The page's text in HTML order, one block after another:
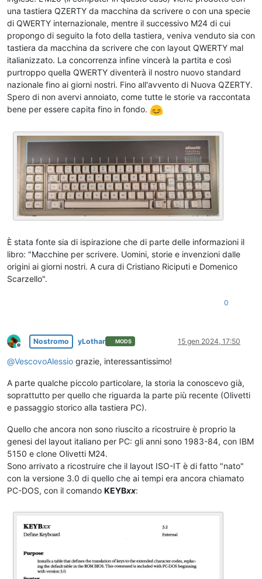
una tastiera QZERTY da macchina da scrivere o con una specie
di QWERTY internazionale, mentre il successivo M24 di cui
propongo di seguito la foto della tastiera, veniva venduto sia con
tastiera da macchina da scrivere che con layout QWERTY mal
italianizzato. La concorrenza infine vincerà la partita e così
purtroppo quella QWERTY diventerà il nostro nuovo standard
nazionale fino ai giorni nostri. Fino all'avvento di Nuova QZERTY.
Spero di non avervi annoiato, come tutte le storie va raccontata
bene per essere capita fino in fondo.
È stata fonte sia di ispirazione che di parte delle informazioni il
libro: "Macchine per scrivere. Uomini, storie e invenzioni dalle
origini ai giorni nostri. A cura di Cristiano Riciputi e Domenico
Scarzello".
0
Non in linea
Nostromo yLothar MODS 15 gen 2024, 17:50
@VescovoAlessio grazie, interessantissimo!
A parte qualche piccolo particolare, la storia la conoscevo già,
soprattutto per quello che riguarda la parte più recente (Olivetti
e passaggio storico alla tastiera PC).
Quello che ancora non sono riuscito a ricostruire è proprio la
genesi del layout italiano per PC: gli anni sono 1983-84, con IBM
5150 e clone Olivetti M24.
Sono arrivato a ricostruire che il layout ISO-IT è di fatto "nato"
con la versione 3.0 di quello che ai tempi era ancora chiamato
PC-DOS, con il comando KEYBxx: